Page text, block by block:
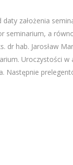
założenia
seminarium, a
hab. Jarosław
Uroczystości w
Następnie